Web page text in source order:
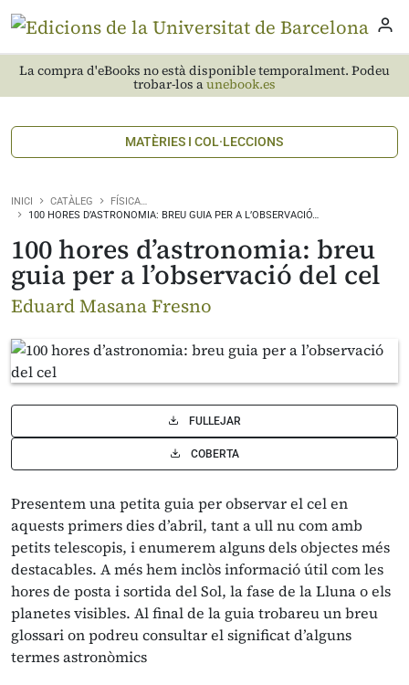
La compra d'eBooks no està disponible temporalment. Podeu
trobar-los aunebook.es
MATÈRIES I COL·LECCIONS
INICI CATÀLEG
FÍSICA…
100 HORES D’ASTRONOMIA: BREU GUIA PER A L’OBSERVACIÓ…
100 hores d’astronomia: breu
guia per a l’observació del cel
Eduard Masana Fresno
FULLEJAR
COBERTA
Presentem una petita guia per observar el cel en
aquests primers dies d’abril, tant a ull nu com amb
petits telescopis, i enumerem alguns dels objectes més
destacables. A més hem inclòs informació útil com les
hores de posta i sortida del Sol, la fase de la Lluna o els
planetes visibles. Al final de la guia trobareu un breu
glossari on podreu consultar el significat d’alguns
termes astronòmics